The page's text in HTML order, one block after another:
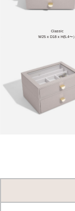
Classic
W25 x D18 x H(5.4〜）